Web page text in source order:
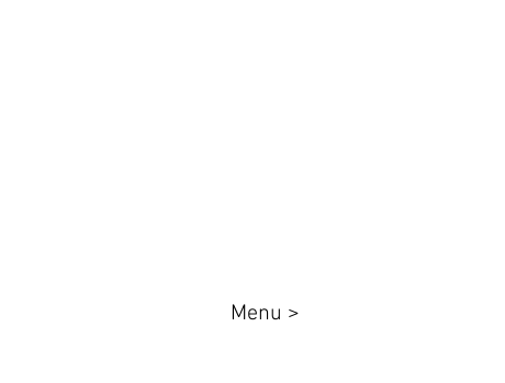
Menu >